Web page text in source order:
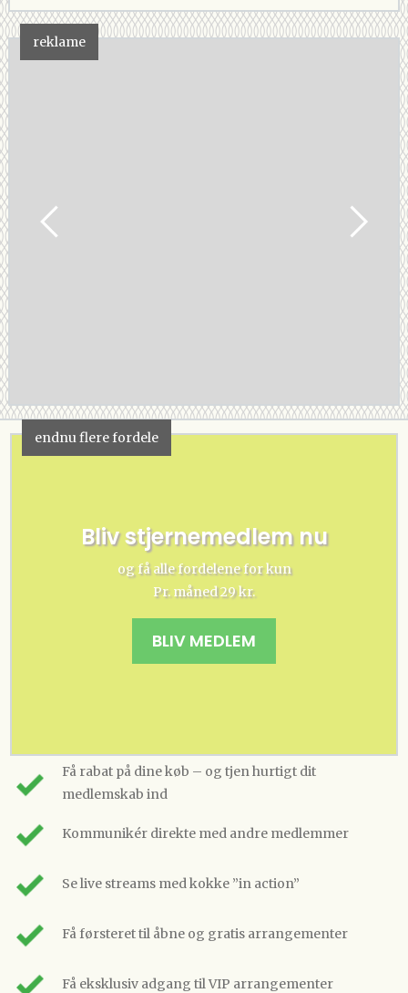
reklame
endnu flere fordele
Bliv stjernemedlem nu
og få alle fordelene for kun
Pr. måned 29 kr.
BLIV MEDLEM
Få rabat på dine køb – og tjen hurtigt dit
medlemskab ind
Kommunikér direkte med andre medlemmer
Se live streams med kokke ”in action”
Få førsteret til åbne og gratis arrangementer
Få eksklusiv adgang til VIP arrangementer